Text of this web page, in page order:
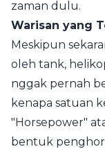
zaman dulu.
Warisan yang
Meskipun
oleh tank,
nggak pernah
kenapa satuan
"Horsepower"
bentuk